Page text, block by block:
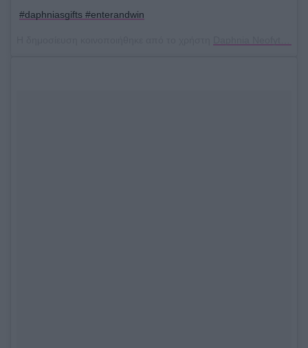
#daphniasgifts #enterandwin